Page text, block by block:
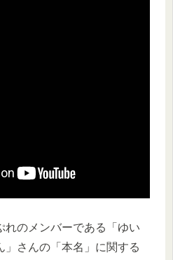
れのメンバーである「ゆい
」さんの「本名」に関する